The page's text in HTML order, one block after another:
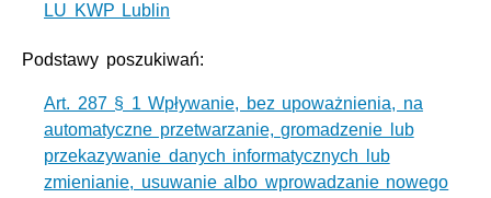
LU KWP Lublin
Podstawy poszukiwań:
Art. 287 § 1 Wpływanie, bez upoważnienia, na
automatyczne przetwarzanie, gromadzenie lub
przekazywanie danych informatycznych lub
zmienianie, usuwanie albo wprowadzanie nowego